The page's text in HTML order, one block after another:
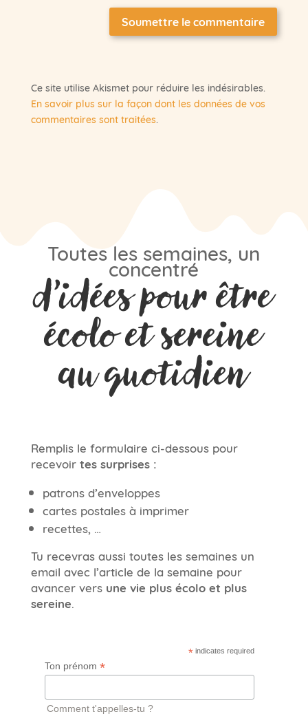
Soumettre le commentaire
Ce site utilise Akismet pour réduire les indésirables.
En savoir plus sur la façon dont les données de vos
commentaires sont traitées.
Toutes les semaines, un
concentré
d’idées pour être
écolo et sereine
au quotidien
Remplis le formulaire ci-dessous pour
recevoir tes surprises :
patrons d’enveloppes
cartes postales à imprimer
recettes, …
Tu recevras aussi toutes les semaines un
email avec l’article de la semaine pour
avancer vers une vie plus écolo et plus
sereine.
* indicates required
Ton prénom *
Comment t'appelles-tu ?